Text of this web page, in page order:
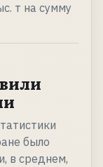
т на сумму
было
в среднем,